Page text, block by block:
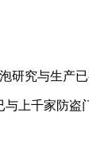
研究与生产
与上千家防盗